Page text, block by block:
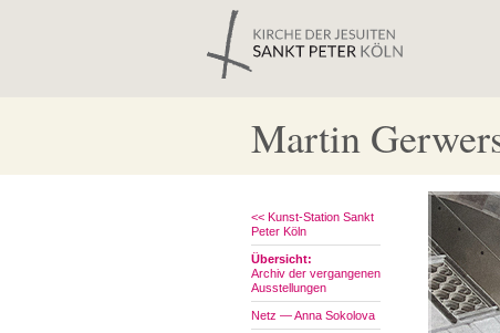
Martin
<< Kunst-Station Sankt
Peter Köln
Übersicht:
Archiv der vergangenen
Ausstellungen
Netz — Anna Sokolova